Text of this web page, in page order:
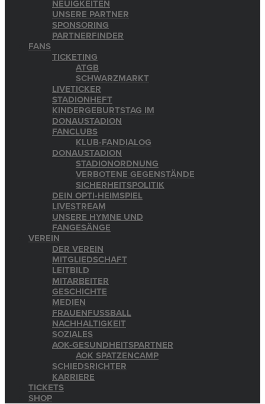
NEUIGKEITEN
UNSERE PARTNER
SPONSORING
PARTNERFINDER
FANS
TICKETING
ATGB
SCHWARZMARKT
LIVETICKER
STADIONHEFT
KINDERGEBURTSTAG IM
DONAUSTADION
FANCLUBS
KLUB-FANDIALOG
DONAUSTADION
STADIONORDNUNG
VERBOTENE GEGENSTÄNDE
SICHERHEITSPOLITIK
DEIN OPTI-HEIMSPIEL
LIVESTREAM
UNSERE HYMNE UND
FANGESÄNGE
VEREIN
DER VEREIN
MITGLIEDSCHAFT
LEITBILD
MITARBEITER
GESCHICHTE
MEDIEN
FRAUENFUSSBALL
NACHHALTIGKEIT
SOZIALES
AOK-GESUNDHEITSPARTNER
AOK SPATZENCAMP
SCHIEDSRICHTER
KARRIERE
TICKETS
SHOP